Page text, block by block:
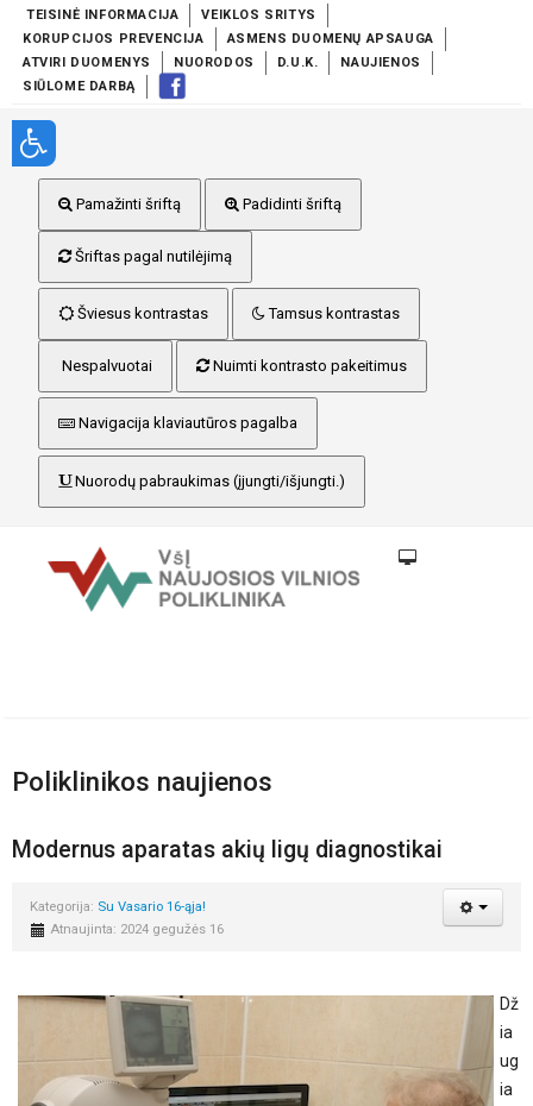
TEISINĖ INFORMACIJA
VEIKLOS SRITYS
KORUPCIJOS PREVENCIJA
ASMENS DUOMENŲ APSAUGA
ATVIRI DUOMENYS
NUORODOS D.U.K.
NAUJIENOS
SIŪLOME DARBĄ
Pamažinti šriftą Padidinti šriftą
Šriftas pagal nutilėjimą
Šviesus kontrastas Tamsus kontrastas
Nespalvuotai Nuimti kontrasto pakeitimus
Navigacija klaviautūros pagalba
Nuorodų pabraukimas (įjungti/išjungti.)
Poliklinikos naujienos
Modernus aparatas akių ligų diagnostikai
Kategorija: Su Vasario 16-ąja!
Atnaujinta: 2024 gegužės 16
Dž
ia
ug
ia